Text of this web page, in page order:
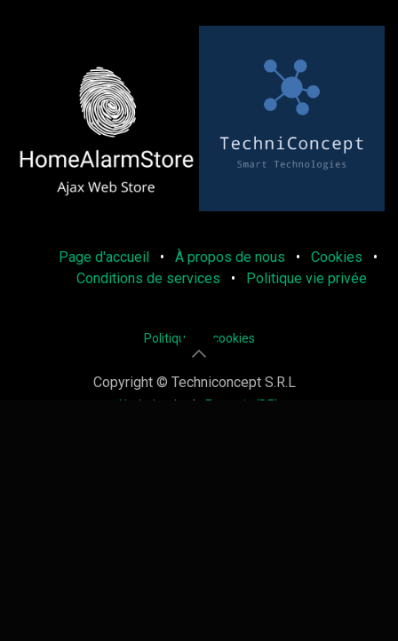
Page d'accueil • À propos de nous • Cookies
•
Conditions de services
• Politique vie privée
Politique de cookies
Copyright © Techniconcept S.R.L
Nederlands |
Français (BE)